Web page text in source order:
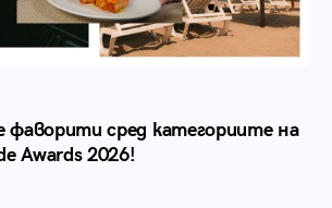
фаворити сред категориите на
Awards 2026!